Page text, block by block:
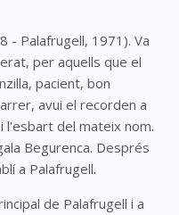
- Palafrugell, 1971). Va
per aquells que el
pacient, bon
avui el recorden a
l'esbart del mateix nom.
Begurenca. Després
a Palafrugell.
de Palafrugell i a